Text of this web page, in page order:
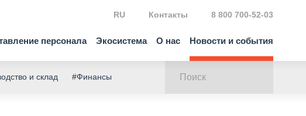
персонала Экосистема О нас Новости и события
RU Контакты 8 800 700-52-03
и склад #Финансы